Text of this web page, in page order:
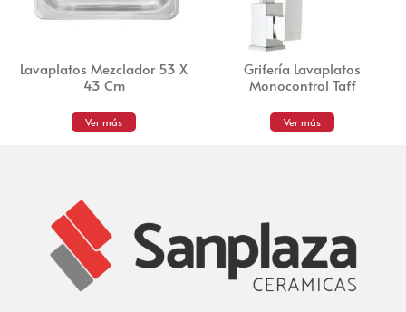
Lavaplatos Mezclador 53 X
43 Cm
Ver más
Grifería Lavaplatos
Monocontrol Taff
Ver más